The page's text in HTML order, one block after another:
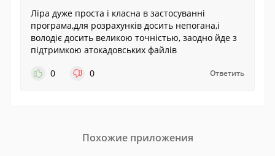
Ліра дуже проста і класна в застосуванні
програма,для розрахунків досить непогана,і
володіє досить великою точністью, заодно йде з
підтримкою атокадовських файлів
0
0 Ответить
Похожие приложения